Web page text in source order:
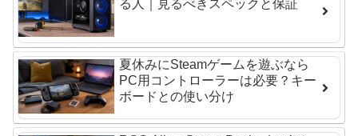
る人｜見るべきスペックと保証
夏休みにSteamゲームを遊ぶなら
PC用コントローラーは必要？キー
ボードとの使い分け